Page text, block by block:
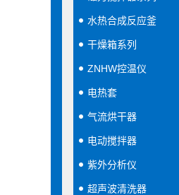
水热合成反应釜
干燥箱系列
ZNHW控温仪
电热套
气流烘干器
电动搅拌器
紫外分析仪
超声波清洗器